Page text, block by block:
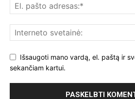
Išsaugoti mano vardą, el. paštą ir
sekančiam kartui.